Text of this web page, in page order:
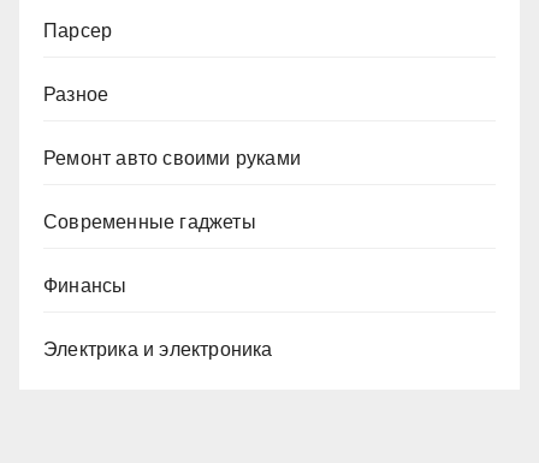
Парсер
Разное
Ремонт авто своими руками
Современные гаджеты
Финансы
Электрика и электроника